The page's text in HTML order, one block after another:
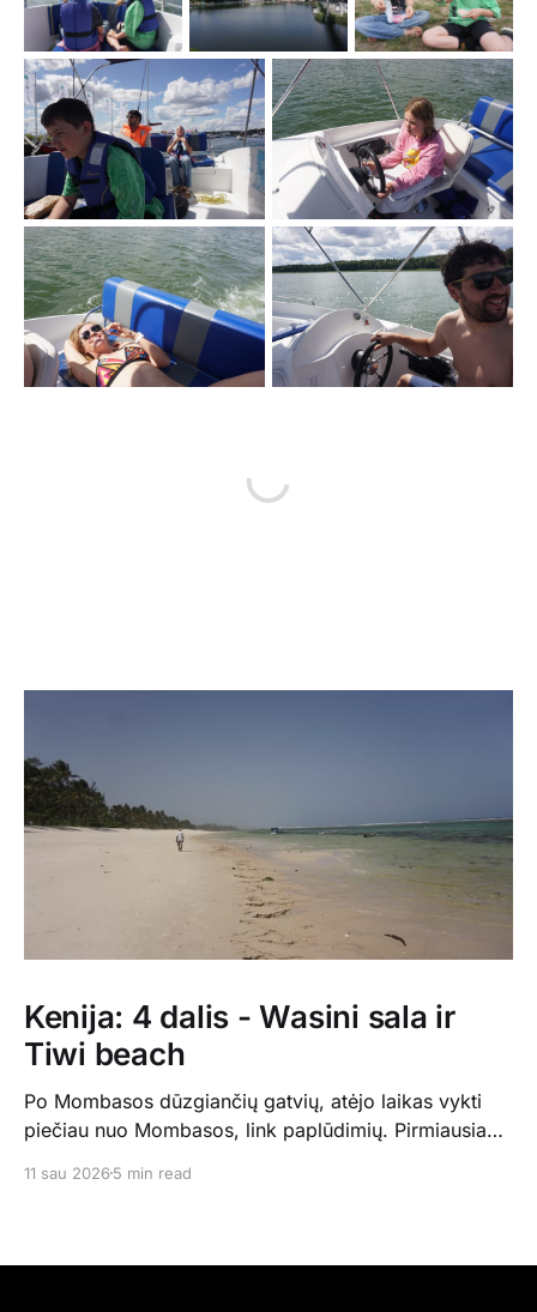
Kenija: 4 dalis - Wasini sala ir
Tiwi beach
Po Mombasos dūzgiančių gatvių, atėjo laikas vykti
piečiau nuo Mombasos, link paplūdimių. Pirmiausia
Kisite nacionalionio parko Indijos vandenyne. Ten
gamino visus maistus. Saloje praktiškai nieko nėra,
11 sau 20265 min read